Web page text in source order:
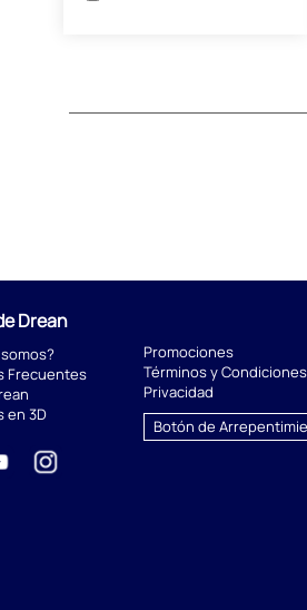
Drean
Frecuentes
en 3D
Promociones
Términos y Condiciones
Privacidad
Botón de